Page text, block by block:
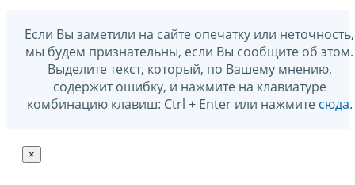
Если Вы заметили на сайте опечатку или неточность,
мы будем признательны, если Вы сообщите об этом.
Выделите текст, который, по Вашему мнению,
содержит ошибку, и нажмите на клавиатуре
комбинацию клавиш: Ctrl + Enter или нажмите сюда.
×